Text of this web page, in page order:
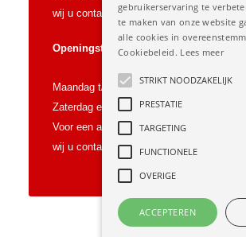
wij u contact met ons op te nemen.
Openingstijden Werkplaats
Maandag t/m Vrijdag 08:00 t/m 17:00 uur
Zaterdag en Zondag gesloten
Voor een afspraak buiten onze
wij u contact met ons op te nemen.
Copyright 2015 Bartelds Auto’s
gebruikerservaring te
te maken van onze website
alle cookies in
Cookiebeleid. Lees meer
STRIKT NOODZAKELIJK
PRESTATIE
TARGETING
FUNCTIONELE
OVERIGE
ACCEPTEREN